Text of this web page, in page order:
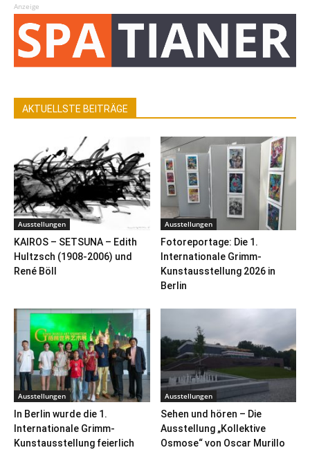
Anzeige
AKTUELLSTE BEITRÄGE
Ausstellungen
KAIROS – SETSUNA – Edith
Hultzsch (1908-2006) und
René Böll
Ausstellungen
Fotoreportage: Die 1.
Internationale Grimm-
Kunstausstellung 2026 in
Berlin
Ausstellungen
In Berlin wurde die 1.
Internationale Grimm-
Kunstausstellung feierlich
Ausstellungen
Sehen und hören – Die
Ausstellung „Kollektive
Osmose“ von Oscar Murillo